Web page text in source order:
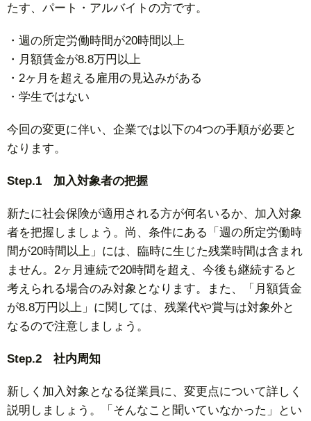
たす、パート・アルバイトの方です。
・週の所定労働時間が20時間以上
・月額賃金が8.8万円以上
・2ヶ月を超える雇用の見込みがある
・学生ではない
今回の変更に伴い、企業では以下の4つの手順が必要と
なります。
Step.1 加入対象者の把握
新たに社会保険が適用される方が何名いるか、加入対象
者を把握しましょう。尚、条件にある「週の所定労働時
間が20時間以上」には、臨時に生じた残業時間は含まれ
ません。2ヶ月連続で20時間を超え、今後も継続すると
考えられる場合のみ対象となります。また、「月額賃金
が8.8万円以上」に関しては、残業代や賞与は対象外と
なるので注意しましょう。
Step.2 社内周知
新しく加入対象となる従業員に、変更点について詳しく
説明しましょう。「そんなこと聞いていなかった」とい